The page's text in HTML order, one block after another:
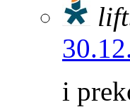
i